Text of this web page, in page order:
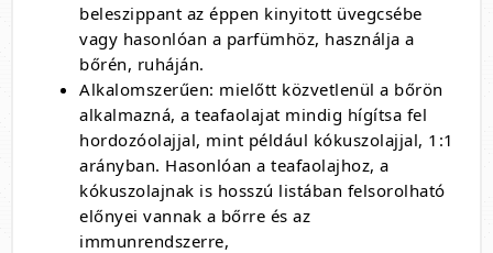
beleszippant az éppen kinyitott üvegcsébe
vagy hasonlóan a parfümhöz, használja a
bőrén, ruháján.
Alkalomszerűen: mielőtt közvetlenül a bőrön
alkalmazná, a teafaolajat mindig hígítsa fel
hordozóolajjal, mint például kókuszolajjal, 1:1
arányban. Hasonlóan a teafaolajhoz, a
kókuszolajnak is hosszú listában felsorolható
előnyei vannak a bőrre és az
immunrendszerre,